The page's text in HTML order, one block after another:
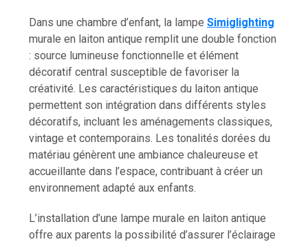
Dans une chambre d’enfant, la lampeSimiglighting
murale en laiton antique remplit une double fonction
: source lumineuse fonctionnelle et élément
décoratif central susceptible de favoriser la
créativité. Les caractéristiques du laiton antique
permettent son intégration dans différents styles
décoratifs, incluant les aménagements classiques,
vintage et contemporains. Les tonalités dorées du
matériau génèrent une ambiance chaleureuse et
accueillante dans l’espace, contribuant à créer un
environnement adapté aux enfants.
L’installation d’une lampe murale en laiton antique
offre aux parents la possibilité d’assurer l’éclairage